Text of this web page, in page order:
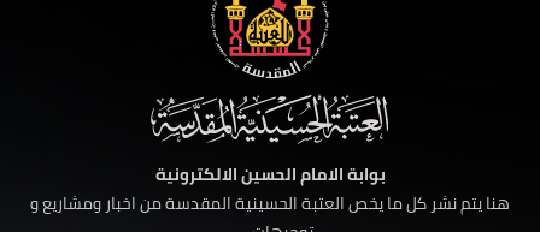
بوابة الامام الحسين الالكترونية
هنا يتم نشر كل ما يخص العتبة الحسينية المقدسة من اخبار ومشاريع و